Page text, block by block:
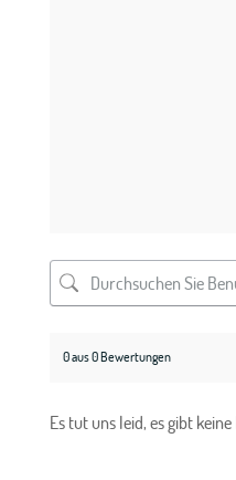
0 aus 0 Bewertungen
Es tut uns leid, es gibt